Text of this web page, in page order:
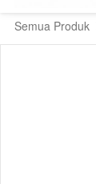
Semua Produk